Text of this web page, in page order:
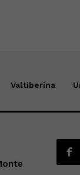
Valtiberina